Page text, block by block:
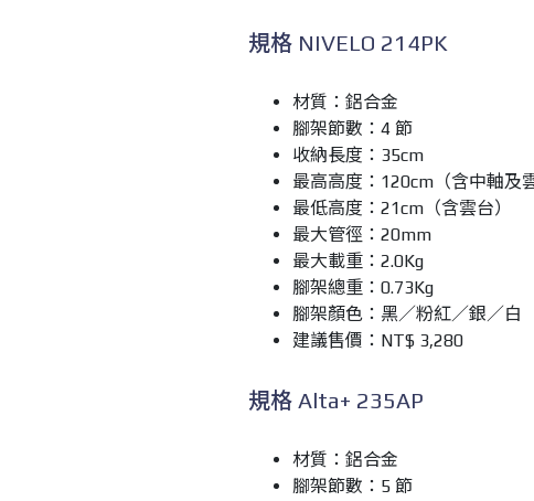
規格 NIVELO 214PK
材質：鋁合金
腳架節數：4 節
收納長度：35cm
最高高度：120cm（含中軸及雲
最低高度：21cm（含雲台）
最大管徑：20mm
最大載重：2.0Kg
腳架總重：0.73Kg
腳架顏色：黑／粉紅／銀／白
建議售價：NT$ 3,280
規格 Alta+ 235AP
材質：鋁合金
腳架節數：5 節